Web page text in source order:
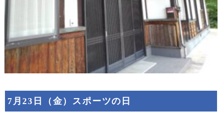
7月23日（金）スポーツの日